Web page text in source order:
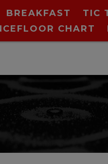
BREAKFAST TIC
CHART